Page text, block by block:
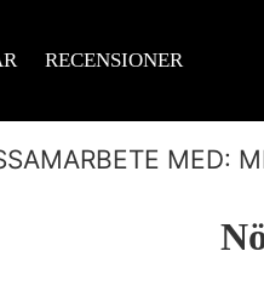
RECENSIONER
MED: